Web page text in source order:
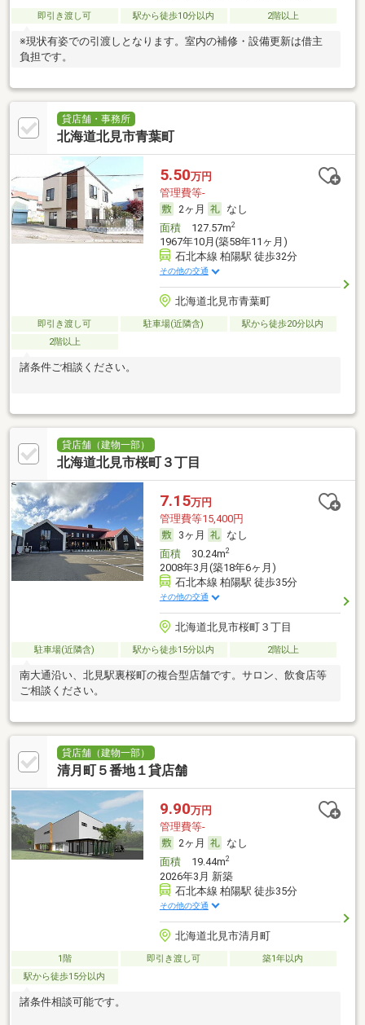
即引き渡し可 駅から徒歩10分以内 2階以上
※現状有姿での引渡しとなります。室内の補修・設備更新は借主
負担です。
貸店舗・事務所
北海道北見市青葉町
5.50万円
管理費等-
2ヶ月
なし
面積127.57m2
1967年10月(築58年11ヶ月)
石北本線 柏陽駅 徒歩32分
その他の交通
北海道北見市青葉町
即引き渡し可 駐車場(近隣含)
駅から徒歩20分以内
2階以上
諸条件ご相談ください。
貸店舗（建物一部）
北海道北見市桜町３丁目
7.15万円
管理費等15,400円
3ヶ月
なし
面積30.24m2
2008年3月(築18年6ヶ月)
石北本線 柏陽駅 徒歩35分
その他の交通
北海道北見市桜町３丁目
駐車場(近隣含) 駅から徒歩15分以内 2階以上
南大通沿い、北見駅裏桜町の複合型店舗です。サロン、飲食店等
ご相談ください。
貸店舗（建物一部）
清月町５番地１貸店舗
9.90万円
管理費等-
2ヶ月
なし
面積19.44m2
2026年3月 新築
石北本線 柏陽駅 徒歩35分
その他の交通
北海道北見市清月町
1階 即引き渡し可
築1年以内
駅から徒歩15分以内
諸条件相談可能です。